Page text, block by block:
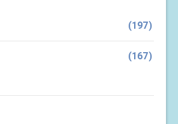
(197)
(167)